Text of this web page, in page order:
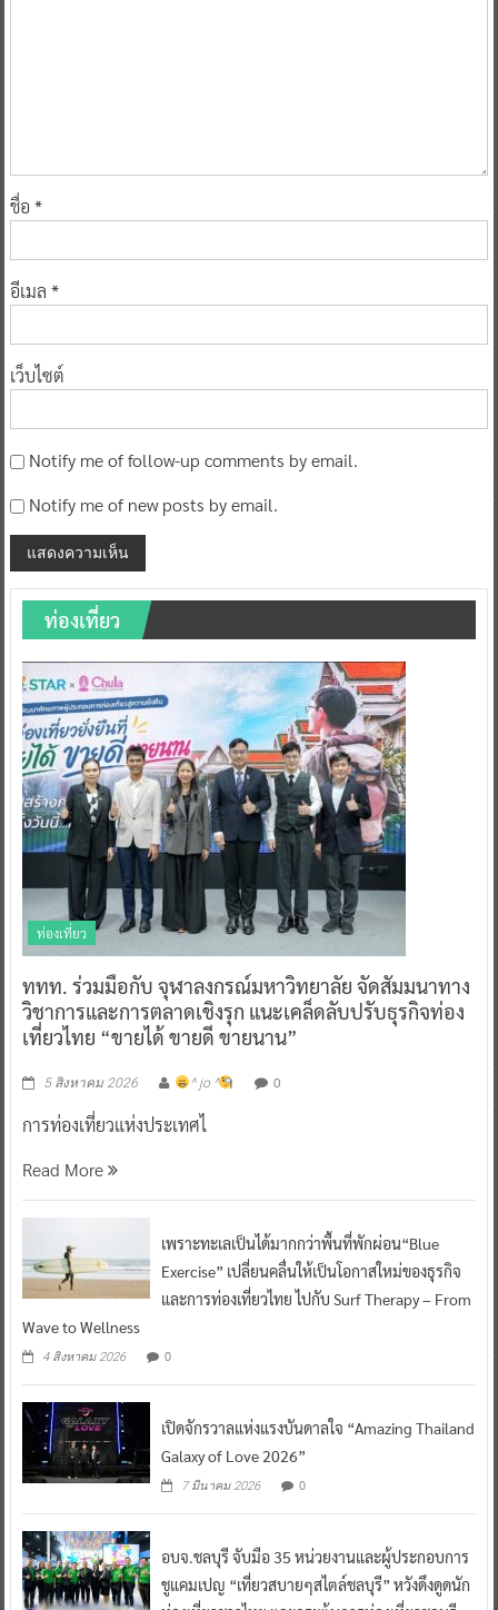
ชื่อ *
อีเมล *
เว็บไซต์
Notify me of follow-up comments by email.
Notify me of new posts by email.
ท่องเที่ยว
ท่องเที่ยว
ททท. ร่วมมือกับ จุฬาลงกรณ์มหาวิทยาลัย จัดสัมมนาทาง
วิชาการและการตลาดเชิงรุก แนะเคล็ดลับปรับธุรกิจท่อง
เที่ยวไทย “ขายได้ ขายดี ขายนาน”
5 สิงหาคม 2026 ^ jo ^ 0
การท่องเที่ยวแห่งประเทศไ
Read More
เพราะทะเลเป็นได้มากกว่าพื้นที่พักผ่อน“Blue
Exercise” เปลี่ยนคลื่นให้เป็นโอกาสใหม่ของธุรกิจ
และการท่องเที่ยวไทย ไปกับ Surf Therapy – From
Wave to Wellness
4 สิงหาคม 2026 0
เปิดจักรวาลแห่งแรงบันดาลใจ “Amazing Thailand
Galaxy of Love 2026”
7 มีนาคม 2026 0
อบจ.ชลบุรี จับมือ 35 หน่วยงานและผู้ประกอบการ
ชูแคมเปญ “เที่ยวสบายๆสไตล์ชลบุรี” หวังดึงดูดนัก